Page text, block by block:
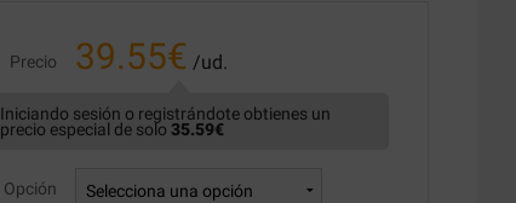
Precio 39.55€ /ud.
Iniciando sesión o registrándote obtienes un
precio especial de solo35.59€
Opción